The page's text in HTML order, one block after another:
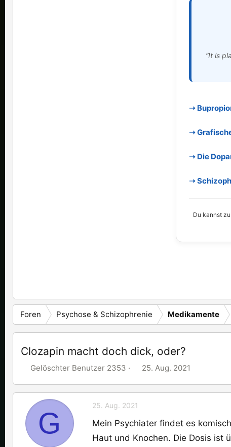
“It is
➝
➝
➝ Die
➝
Du kannst
Foren Psychose & Schizophrenie Medikamente
Clozapin macht doch dick, oder?
E
s
t
l
Gelöschter Benutzer 2353
E
s
l
l
25. Aug. 2021
G
25. Aug. 2021
Mein Psychiater findet es
Haut und Knochen. Die Dosis ist